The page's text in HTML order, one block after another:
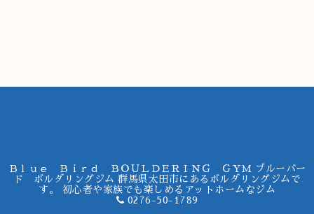
Ｂｌｕｅ Ｂｉｒｄ ＢＯＵＬＤＥＲＩＮＧ ＧＹＭ ブルーバー
ド ボルダリングジム 群馬県太田市にあるボルダリングジムで
す。 初心者や家族でも楽しめるアットホームなジム
0276-50-1789